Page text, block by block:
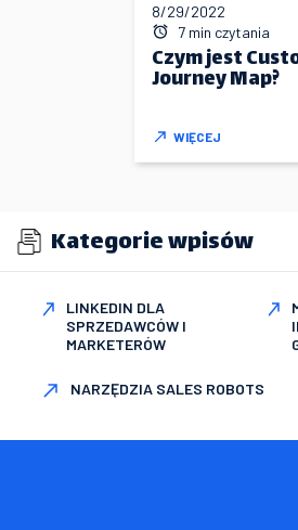
8/29/2022
7 min czytania
Czym jest
Journey Map?
WIĘCEJ
Kategorie wpisów
LINKEDIN DLA
SPRZEDAWCÓW I
MARKETERÓW
NARZĘDZIA SALES ROBOTS